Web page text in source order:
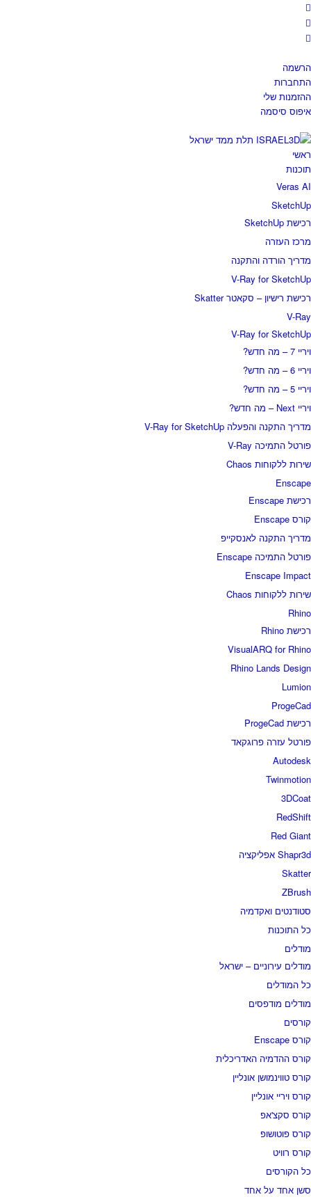
הרשמה
התחברות
ההזמנות שלי
איפוס סיסמה
ראשי
תוכנות
Veras AI
SketchUp
רכישת SketchUp
מרכז העזרה
מדריך הורדה והתקנה
V-Ray for SketchUp
רכישת רישיון – סקאטר Skatter
V-Ray
V-Ray for SketchUp
ויריי 7 – מה חדש?
ויריי 6 – מה חדש?
ויריי 5 – מה חדש?
ויריי Next – מה חדש?
מדריך התקנה והפעלה V-Ray for SketchUp
פורטל התמיכה V-Ray
שירות ללקוחות Chaos
Enscape
רכישת Enscape
קורס Enscape
מדריך התקנה לאנסקייפ
פורטל התמיכה Enscape
Enscape Impact
שירות ללקוחות Chaos
Rhino
רכישת Rhino
VisualARQ for Rhino
Rhino Lands Design
Lumion
ProgeCad
רכישת ProgeCad
פורטל עזרה פרוגקאד
Autodesk
Twinmotion
3DCoat
RedShift
Red Giant
Shapr3d אפליקציה
Skatter
ZBrush
סטודנטים ואקדמיה
כל התוכנות
מודלים
מודלים עירוניים – ישראל
כל המודלים
מודלים מודפסים
קורסים
קורס Enscape
קורס ההדמיה האדריכלית
קורס טווינמושן אונליין
קורס ויריי אונליין
קורס סקצ'אפ
קורס פוטושופ
קורס רוויט
כל הקורסים
סשן אחד על אחד